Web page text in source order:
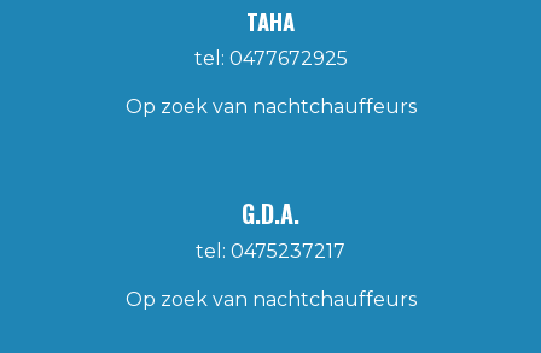
TAHA
tel: 0477672925
Op zoek van nachtchauffeurs​
G.D.A.
tel: 0475237217
Op zoek van nachtchauffeurs​